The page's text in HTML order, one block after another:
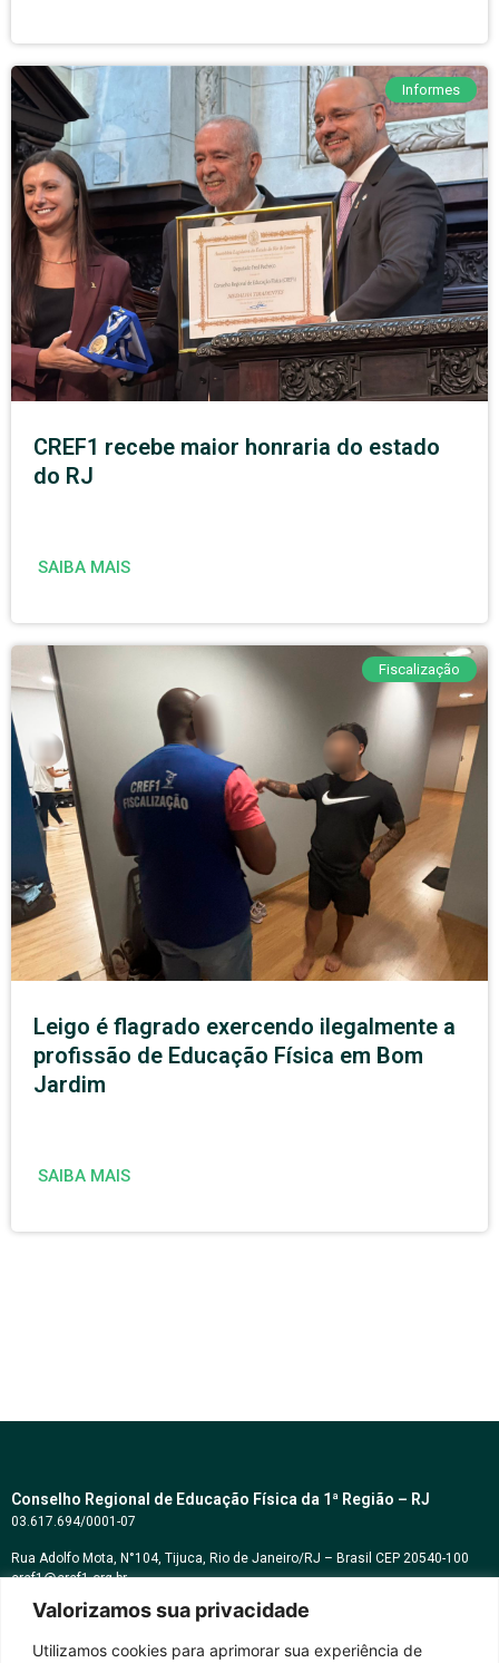
Valorizamos sua privacidade
Utilizamos cookies para aprimorar sua experiência de
Informes
CREF1 recebe maior honraria do estado
do RJ
SAIBA MAIS
Fiscalização
Leigo é flagrado exercendo ilegalmente a
profissão de Educação Física em Bom
Jardim
SAIBA MAIS
Conselho Regional de Educação Física da 1ª Região – RJ
03.617.694/0001-07
Rua Adolfo Mota, N°104, Tijuca, Rio de Janeiro/RJ – Brasil CEP 20540-100
cref1@cref1.org.br
Assessoria de comunicação: